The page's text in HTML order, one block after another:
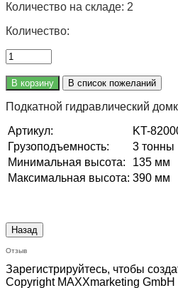
Количество на складе: 2
Количество:
Подкатной гидравлический
Артикул:
KT-
Грузоподъемность:
3 тонны
Минимальная высота:
135 мм
Максимальная высота: 390 мм
Отзыв
Зарегистрируйтесь, чтобы
Copyright MAXXmarketing GmbH